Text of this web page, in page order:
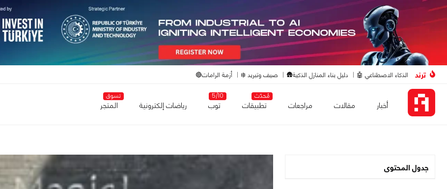
ترند الذكاء الاصطناعي 🤖 دليل بناء المنازل الذكية🛖 صيف وتبريد ❄️ أزمة الرامات🔴
أخبار مقالات مراجعات
مُحدّث
تطبيقات
5/10
توب رياضات إلكترونية
تسوق
المتجر
جدول المحتوى